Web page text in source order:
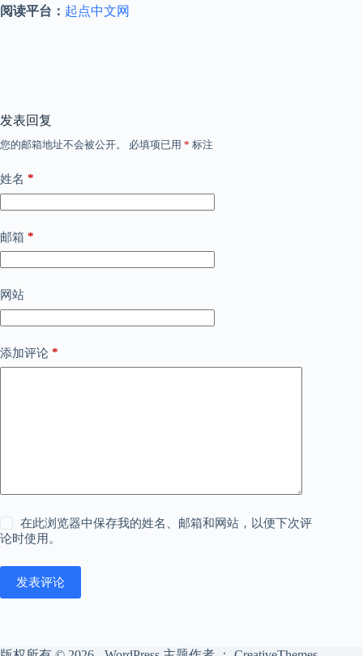
阅读平台： 起点中文网
发表回复
您的邮箱地址不会被公开。 必填项已用 * 标注
姓名 *
邮箱 *
网站
添加评论 *
在此浏览器中保存我的姓名、邮箱和网站，以便下次评
论时使用。
发表评论